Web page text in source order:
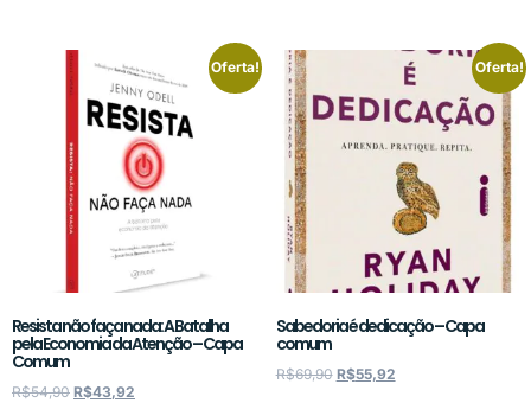
Oferta!
Resista não faça nada: A Batalha
pela Economia da Atenção – Capa
Comum
R$54,90 R$43,92
Oferta!
Sabedoria é dedicação – Capa
comum
R$69,90 R$55,92